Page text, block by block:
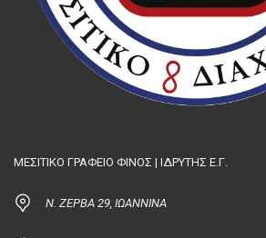
ΜΕΣΙΤΙΚΟ ΓΡΑΦΕΙΟ ΦΙΝΟΣ | ΙΔΡΥΤΗΣ Ε.Γ.
Ν. ΖΕΡΒΑ 29, ΙΩΑΝΝΙΝΑ